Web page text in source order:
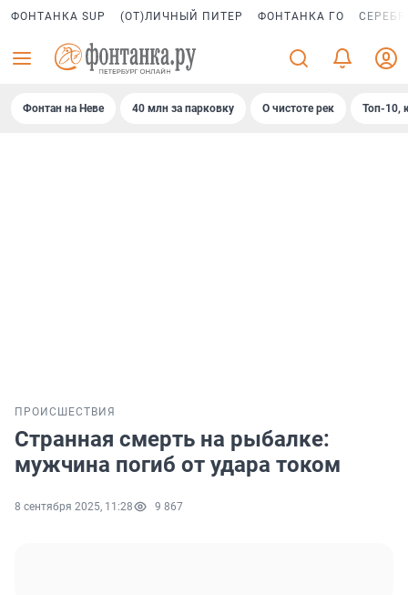
ФОНТАНКА SUP (ОТ)ЛИЧНЫЙ ПИТЕР ФОНТАНКА ГО
Фонтан на Неве 40 млн за парковку О чистоте рек Топ-10,
ПРОИСШЕСТВИЯ
Странная смерть на рыбалке:
мужчина погиб от удара током
8 сентября 2025, 11:28 9 867